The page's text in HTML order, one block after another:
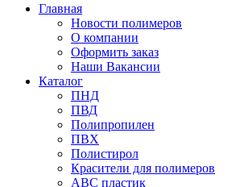
Главная
Новости полимеров
О компании
Оформить заказ
Наши Вакансии
Каталог
ПНД
ПВД
Полипропилен
ПВХ
Полистирол
Красители для полимеров
АВС пластик